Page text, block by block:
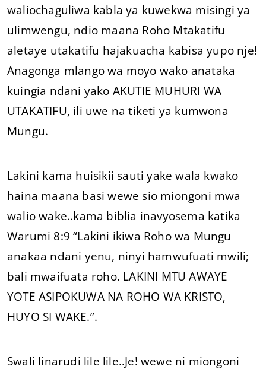
waliochaguliwa kabla ya kuwekwa misingi ya
ulimwengu, ndio maana Roho Mtakatifu
aletaye utakatifu hajakuacha kabisa yupo nje!
Anagonga mlango wa moyo wako anataka
kuingia ndani yako AKUTIE MUHURI WA
UTAKATIFU, ili uwe na tiketi ya kumwona
Mungu.
Lakini kama huisikii sauti yake wala kwako
haina maana basi wewe sio miongoni mwa
walio wake..kama biblia inavyosema katika
Warumi 8:9 “Lakini ikiwa Roho wa Mungu
anakaa ndani yenu, ninyi hamwufuati mwili;
bali mwaifuata roho. LAKINI MTU AWAYE
YOTE ASIPOKUWA NA ROHO WA KRISTO,
HUYO SI WAKE.”.
Swali linarudi lile lile..Je! wewe ni miongoni